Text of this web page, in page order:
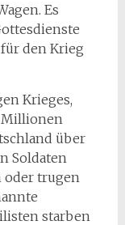
Es
den Krieg
Krieges,
Millionen
über
Soldaten
oder trugen
starben